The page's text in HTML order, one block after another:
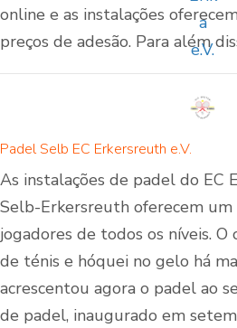
online e as instalações
preços de adesão. Para além
Padel Selb EC Erkersreuth e.V.
As instalações de padel do EC
Selb-Erkersreuth oferecem
jogadores de todos os níveis. O
de ténis e hóquei no gelo há
acrescentou agora o padel ao
de padel, inaugurado em